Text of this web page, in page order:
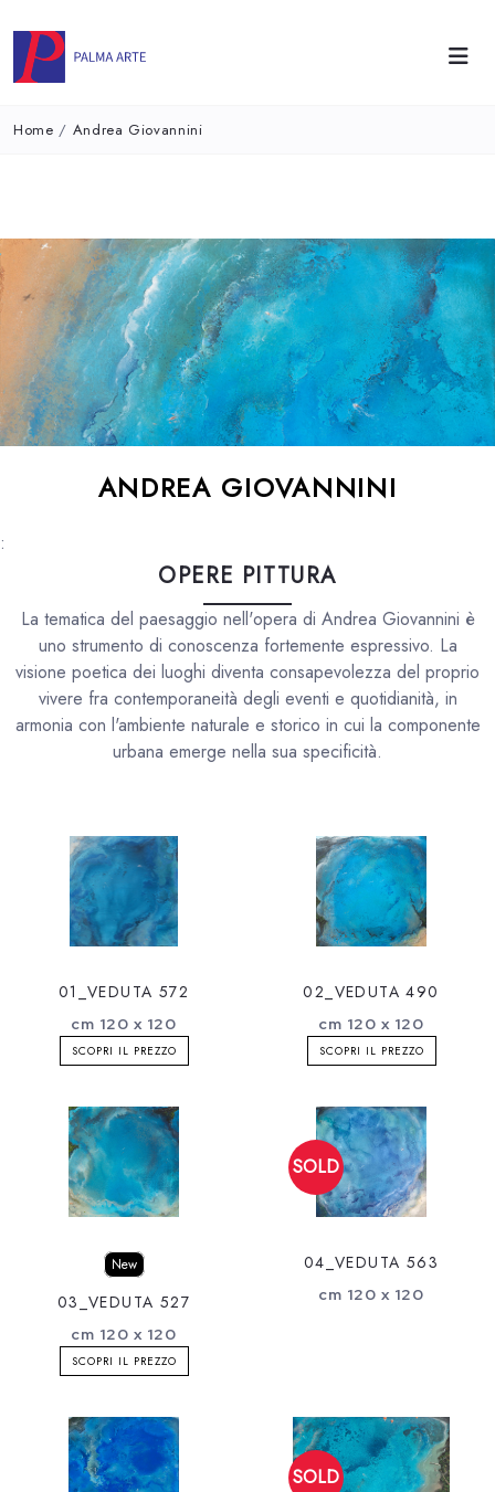
Home / Andrea Giovannini
ANDREA GIOVANNINI
:
OPERE PITTURA
La tematica del paesaggio nell'opera di Andrea Giovannini è
uno strumento di conoscenza fortemente espressivo. La
visione poetica dei luoghi diventa consapevolezza del proprio
vivere fra contemporaneità degli eventi e quotidianità, in
armonia con l'ambiente naturale e storico in cui la componente
urbana emerge nella sua specificità.
01_VEDUTA 572
cm 120 x 120
SCOPRI IL PREZZO
02_VEDUTA 490
cm 120 x 120
SCOPRI IL PREZZO
New
03_VEDUTA 527
cm 120 x 120
SCOPRI IL PREZZO
04_VEDUTA 563
cm 120 x 120